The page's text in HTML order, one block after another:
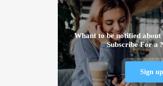
Whant to be notified about
Subscribe For a
Sign up